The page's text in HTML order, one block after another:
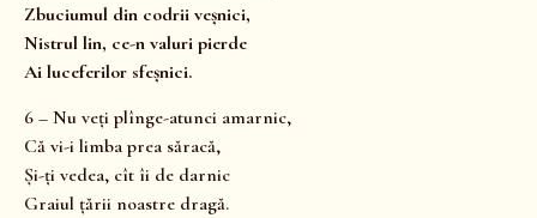
Zbuciumul din codrii veșnici,
Nistrul lin, ce-n valuri pierde
Ai luceferilor sfeșnici.
6 – Nu veți plînge-atunci amarnic,
Că vi-i limba prea săracă,
Și-ți vedea, cît îi de darnic
Graiul țării noastre dragă.